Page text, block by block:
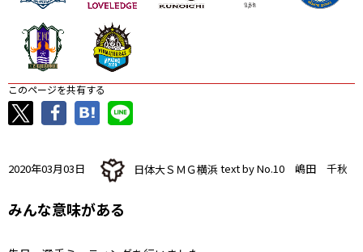
このページを共有する
2020年03月03日 日体大ＳＭＧ横浜 text by No.10 嶋田 千秋
みんな意味がある